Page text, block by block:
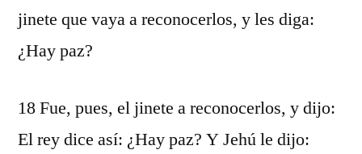
jinete que vaya a reconocerlos, y les diga:
¿Hay paz?
18 Fue, pues, el jinete a reconocerlos, y dijo:
El rey dice así: ¿Hay paz? Y Jehú le dijo: